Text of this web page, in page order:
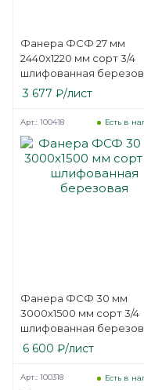
Фанера ФСФ 27 мм
2440х1220 мм сорт 3/4
шлифованная
3 677 ₽/лист
Фанера ФСФ 30 мм
3000х1500 мм сорт 3/4
шлифованная
Есть в
Арт.: 100418
6 600 ₽/лист
Есть в
Арт.: 100318